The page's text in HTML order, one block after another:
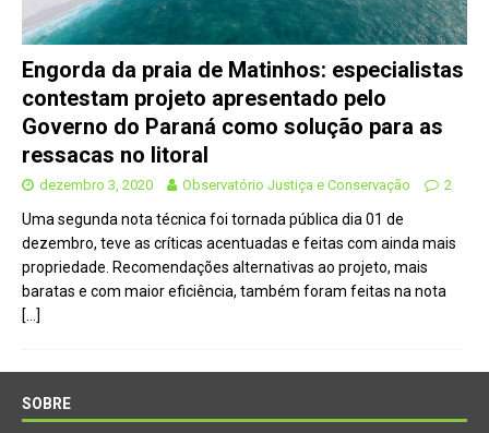
Engorda da praia de Matinhos: especialistas
contestam projeto apresentado pelo
Governo do Paraná como solução para as
ressacas no litoral
dezembro 3, 2020 Observatório Justiça e Conservação 2
Uma segunda nota técnica foi tornada pública dia 01 de
dezembro, teve as críticas acentuadas e feitas com ainda mais
propriedade. Recomendações alternativas ao projeto, mais
baratas e com maior eficiência, também foram feitas na nota
[…]
SOBRE